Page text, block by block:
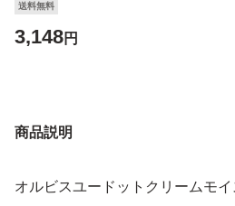
送料無料
3,148円
商品説明
オルビスユードットクリームモ